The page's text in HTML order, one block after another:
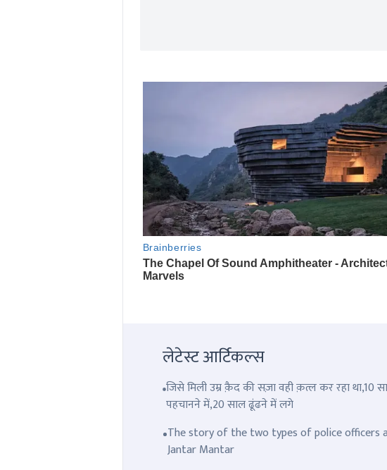
लेटेस्ट आर्टिकल्स
जिसे मिली उम्र क़ैद की सज़ा वही क़त्ल कर रहा था,10
पहचानने में,20 साल ढूंढने में लगे
The story of the two types of police officers
Jantar Mantar